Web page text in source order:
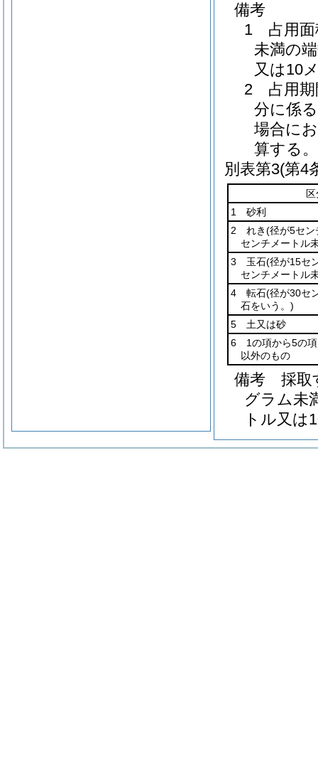
備考
1 占用面
未満の
又は10
2 占用期
分に係
場合に
算する。
別表第3(第4
1 砂利
2 れき(径が5セン
センチメートル
3 玉石(径が15セ
センチメートル
4 転石(径が30セ
石をいう。)
5 土又は砂
6 1の項から5の項
以外のもの
備考 採取
グラム未
トル又は